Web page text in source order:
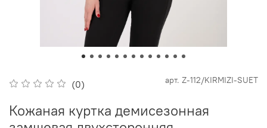
(0) арт. Z-112/KIRMIZI-SUET
Кожаная куртка демисезонная